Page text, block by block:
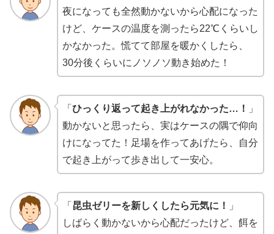
夜になっても全然動かないから心配になった
けど、ケースの温度を測ったら22℃くらいし
かなかった。慌てて部屋を暖かくしたら、
30分後くらいにノソノソ動き始めた！
「 ひっくり返って起き上がれなかった…！
」
動かないと思ったら、実はケースの隅で仰向
けになってた！足場を作ってあげたら、自分
で起き上がって歩き出して一安心。
「 昆虫ゼリーを新しくしたら元気に！
」
しばらく動かないから心配だったけど、餌を